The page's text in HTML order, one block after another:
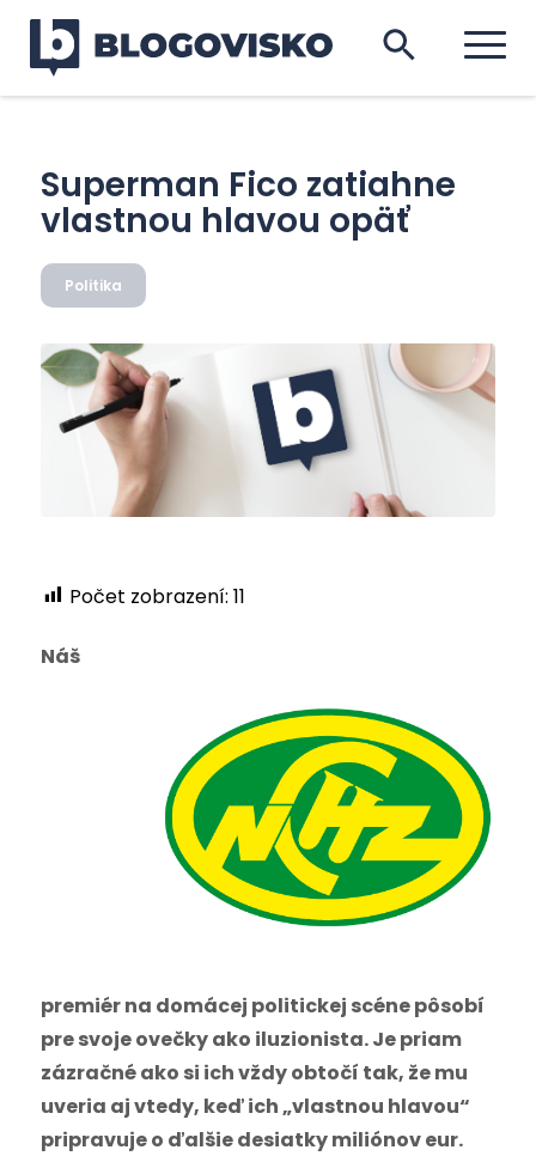
Superman Fico zatiahne
vlastnou hlavou opäť
Politika
Počet zobrazení: 11
Náš
premiér na domácej politickej scéne pôsobí
pre svoje ovečky ako iluzionista. Je priam
zázračné ako si ich vždy obtočí tak, že mu
uveria aj vtedy, keď ich „vlastnou hlavou“
pripravuje o ďalšie desiatky miliónov eur.